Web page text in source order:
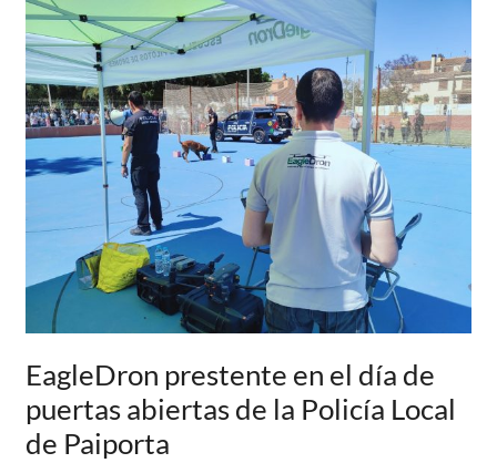
Feria
de
Emergencias
de
Buñol
EagleDron prestente en el día de
puertas abiertas de la Policía Local
de Paiporta